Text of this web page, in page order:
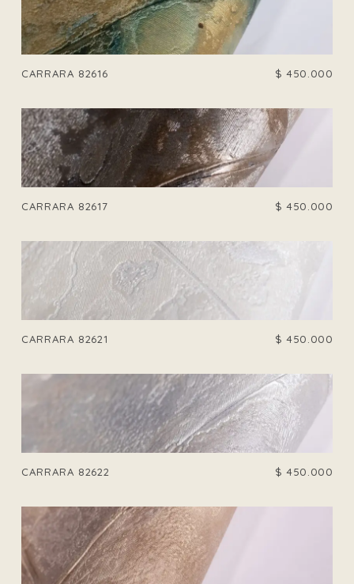
CARRARA 82616 $ 450.000
CARRARA 82617 $ 450.000
CARRARA 82621 $ 450.000
CARRARA 82622 $ 450.000